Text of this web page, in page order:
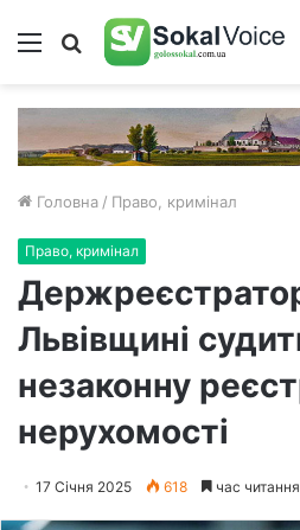
Меню Пошук
Головна / Право, кримінал
Право, кримінал
Львівщині
незаконну
нерухомості
17 Січня 2025 618 час